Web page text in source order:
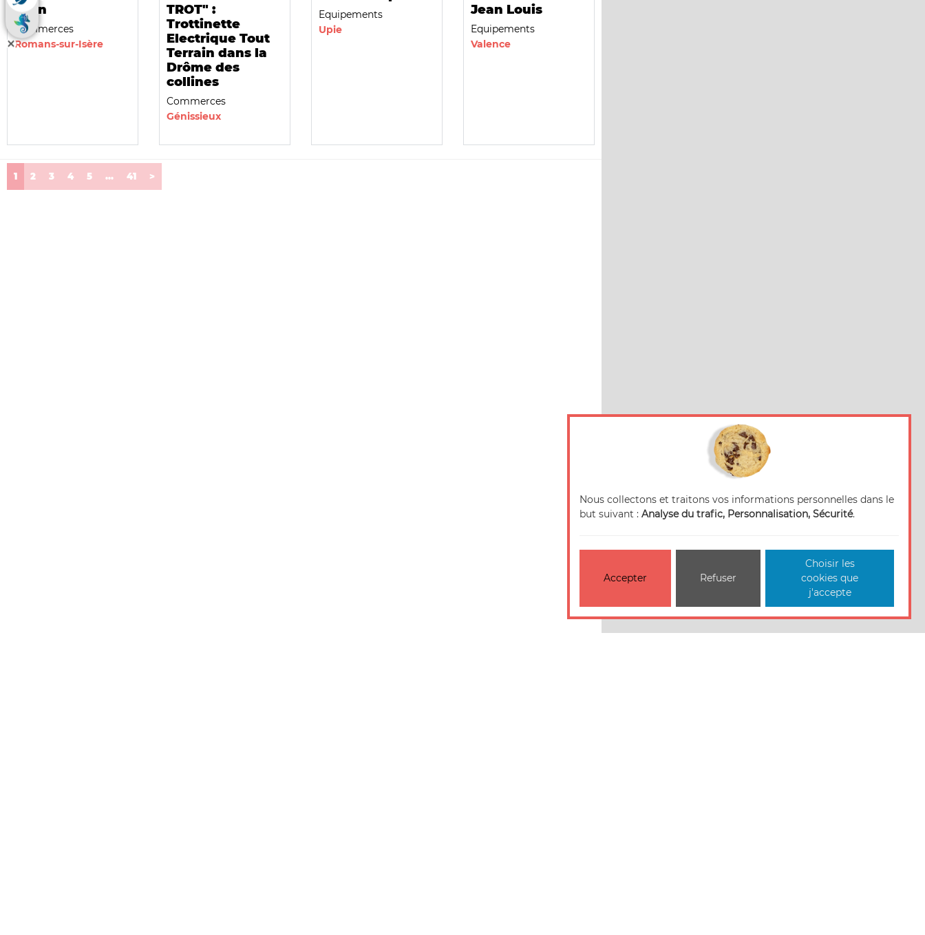
Jean
Commerces
Romans-sur-Isère
TROT" :
Trottinette
Electrique Tout
Terrain dans la
Drôme des
collines
Commerces
Génissieux
Equipements
Upie
Jean Louis
Equipements
Valence
1(current)
2 3 4 5 ... 41 >
Nous collectons et traitons vos informations personnelles dans le
but suivant : Analyse du trafic, Personnalisation, Sécurité.
Accepter Refuser
Choisir les
cookies que
j'accepte